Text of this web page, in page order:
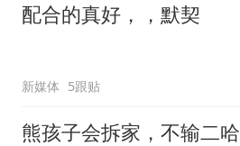
配合的真好，，默契
新媒体 5跟贴
熊孩子会拆家，不输二哈